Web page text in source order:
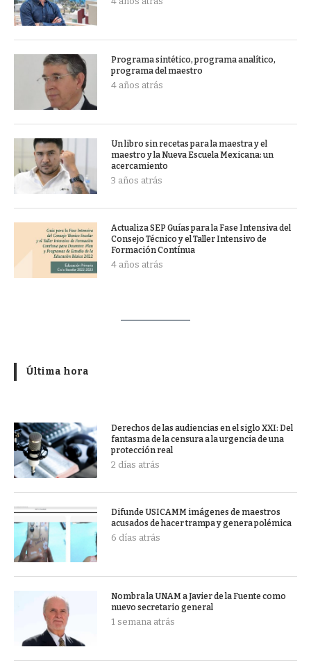
Programa sintético, programa analítico,
programa del maestro
4 años atrás
Un libro sin recetas para la maestra y el
maestro y la Nueva Escuela Mexicana: un
acercamiento
3 años atrás
Actualiza SEP Guías para la Fase Intensiva del
Consejo Técnico y el Taller Intensivo de
Formación Contínua
4 años atrás
Última hora
Derechos de las audiencias en el siglo XXI: Del
fantasma de la censura a la urgencia de una
protección real
2 días atrás
Difunde USICAMM imágenes de maestros
acusados de hacer trampa y genera polémica
6 días atrás
Nombra la UNAM a Javier de la Fuente como
nuevo secretario general
1 semana atrás